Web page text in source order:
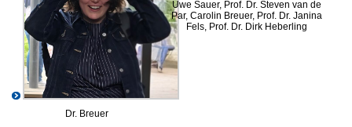
Dr. Breuer
Uwe Sauer, Prof. Dr. Steven van de
Par, Carolin Breuer, Prof. Dr. Janina
Fels, Prof. Dr. Dirk Heberling